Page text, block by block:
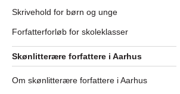
Skrivehold for børn og unge
Forfatterforløb for skoleklasser
Skønlitterære forfattere i Aarhus
Om skønlitterære forfattere i Aarhus